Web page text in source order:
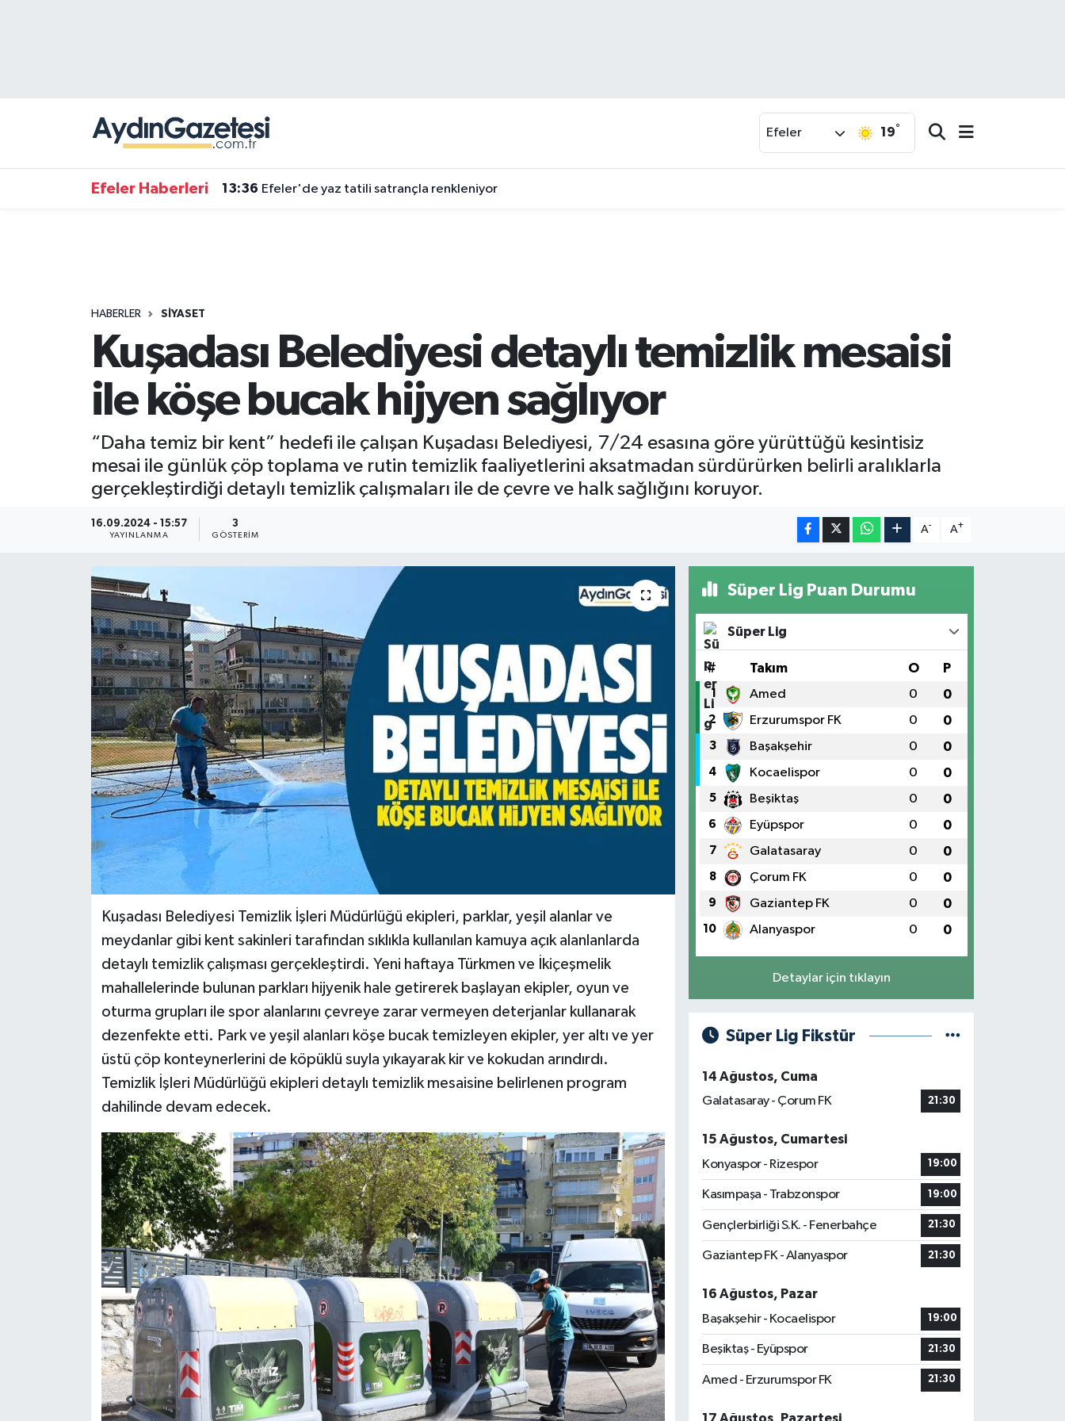
Efeler 19°
Efeler Haberleri 13:36 Efeler'de yaz tatili satrançla renkleniyor
HABERLER SIYASET
Kuşadası Belediyesi detaylı temizlik mesaisi
ile köşe bucak hijyen sağlıyor
“Daha temiz bir kent” hedefi ile çalışan Kuşadası Belediyesi, 7/24 esasına göre yürüttüğü kesintisiz
mesai ile günlük çöp toplama ve rutin temizlik faaliyetlerini aksatmadan sürdürürken belirli aralıklarla
gerçekleştirdiği detaylı temizlik çalışmaları ile de çevre ve halk sağlığını koruyor.
16.09.2024 - 15:57
YAYINLANMA
3
GÖSTERIM
A- A+
Kuşadası Belediyesi Temizlik İşleri Müdürlüğü ekipleri, parklar, yeşil alanlar ve
meydanlar gibi kent sakinleri tarafından sıklıkla kullanılan kamuya açık alanlanlarda
detaylı temizlik çalışması gerçekleştirdi. Yeni haftaya Türkmen ve İkiçeşmelik
mahallelerinde bulunan parkları hijyenik hale getirerek başlayan ekipler, oyun ve
oturma grupları ile spor alanlarını çevreye zarar vermeyen deterjanlar kullanarak
dezenfekte etti. Park ve yeşil alanları köşe bucak temizleyen ekipler, yer altı ve yer
üstü çöp konteynerlerini de köpüklü suyla yıkayarak kir ve kokudan arındırdı.
Temizlik İşleri Müdürlüğü ekipleri detaylı temizlik mesaisine belirlenen program
dahilinde devam edecek.
Süper Lig Puan Durumu
Süper Lig
# Takım O P
1 Amed 0 0
2 Erzurumspor FK 0 0
3 Başakşehir 0 0
4 Kocaelispor 0 0
5 Beşiktaş 0 0
6 Eyüpspor 0 0
7 Galatasaray 0 0
8 Çorum FK 0 0
9 Gaziantep FK 0 0
10 Alanyaspor 0 0
Detaylar için tıklayın
Süper Lig Fikstür
14 Ağustos, Cuma
Galatasaray - Çorum FK
21:30
15 Ağustos, Cumartesi
Konyaspor - Rizespor
19:00
Kasımpaşa - Trabzonspor 19:00
Gençlerbirliği S.K. - Fenerbahçe 21:30
Gaziantep FK - Alanyaspor 21:30
16 Ağustos, Pazar
Başakşehir - Kocaelispor
19:00
Beşiktaş - Eyüpspor 21:30
Amed - Erzurumspor FK 21:30
17 Ağustos, Pazartesi
Süper Lig Puan Durumu ve Fikstür
Tüm Manşetler